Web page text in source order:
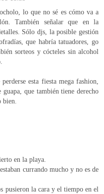
lo que no sé es cómo va a
También señalar que en la
Sólo djs, la posible gestión
que habría tatuadores, go
sorteos y cócteles sin alcohol
esta fiesta mega fashion,
que también tiene derecho
bien.
en la playa.
currando mucho y no es de
pusieron la cara y el tiempo en el